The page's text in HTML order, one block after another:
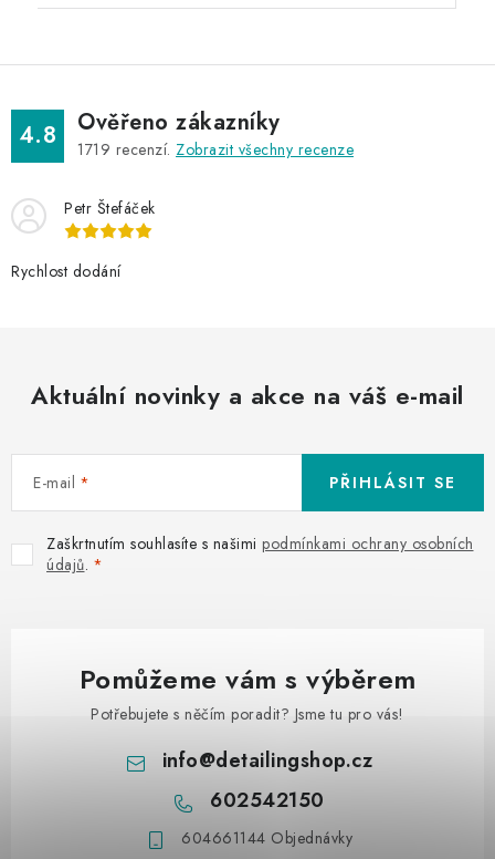
4.8 Ověřeno zákazníky
1719 recenzí. Zobrazit všechny recenze
Petr Štefáček
Rychlost dodání
Aktuální novinky a akce na váš e-mail
E-mail
Zaškrtnutím souhlasíte s našimi podmínkami ochrany osobních
údajů.
PŘIHLÁSIT SE
Pomůžeme vám s výběrem
Potřebujete s něčím poradit? Jsme tu pro vás!
info@detailingshop.cz
602542150
604661144 Objednávky